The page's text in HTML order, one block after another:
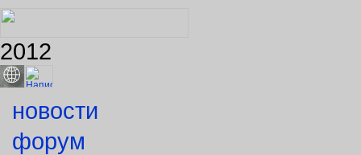
2012
новости
форум